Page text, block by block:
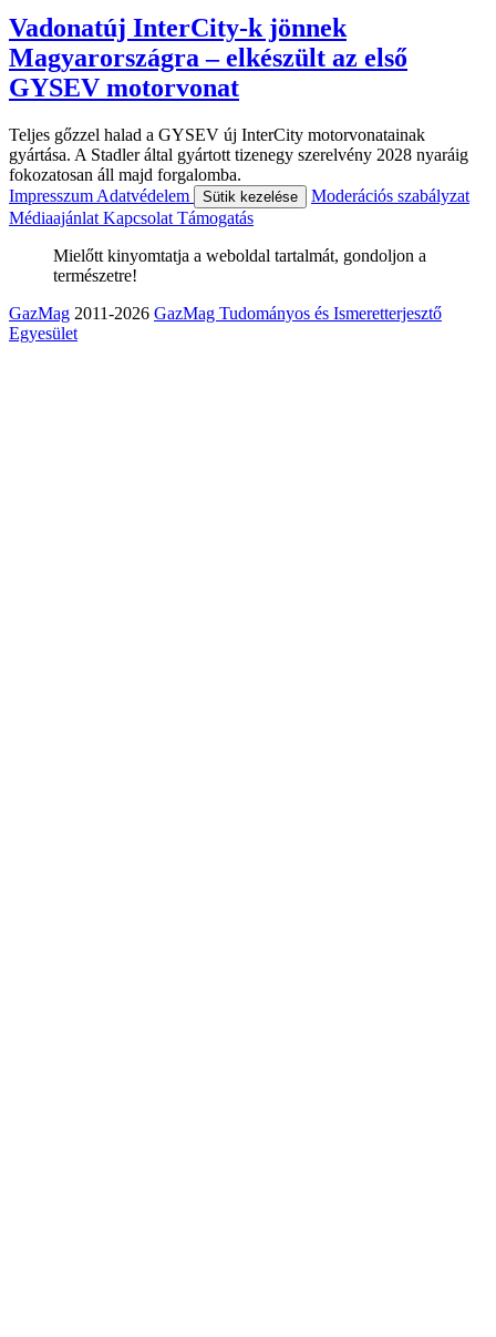
Vadonatúj InterCity-k jönnek
Magyarországra – elkészült az első
GYSEV motorvonat
Teljes gőzzel halad a GYSEV új InterCity motorvonatainak
gyártása. A Stadler által gyártott tizenegy szerelvény 2028 nyaráig
fokozatosan áll majd forgalomba.
Impresszum Adatvédelem Sütik kezelése
Moderációs szabályzat
Médiaajánlat Kapcsolat Támogatás
Mielőtt kinyomtatja a weboldal tartalmát, gondoljon a
természetre!
GazMag 2011-2026 GazMag Tudományos és Ismeretterjesztő
Egyesület